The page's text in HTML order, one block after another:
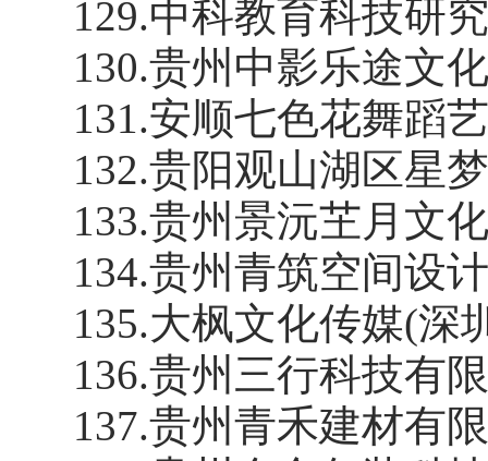
129.中科教育科技研
130.贵州中影乐途文
131.安顺七色花舞蹈
132.贵阳观山湖区星
133.贵州景沅芏月文
134.贵州青筑空间设
135.大枫文化传媒(深
136.贵州三行科技有
137.贵州青禾建材有